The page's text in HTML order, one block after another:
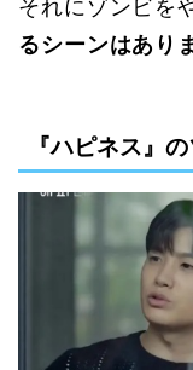
それにゾンビを
るシーンはあり
『ハピネス』